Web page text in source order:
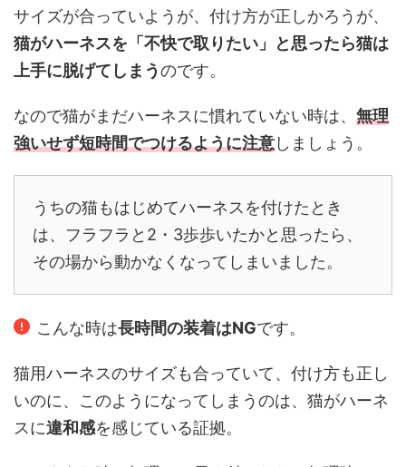
サイズが合っていようが、付け方が正しかろうが、
猫がハーネスを「不快で取りたい」と思ったら猫は
上手に脱げてしまうのです。
なので猫がまだハーネスに慣れていない時は、 無理
強いせず短時間でつけるように注意しましょう。
うちの猫もはじめてハーネスを付けたとき
は、フラフラと2・3歩歩いたかと思ったら、
その場から動かなくなってしまいました。
こんな時は長時間の装着はNGです。
猫用ハーネスのサイズも合っていて、付け方も正し
いのに、このようになってしまうのは、猫がハーネ
スに違和感を感じている証拠。